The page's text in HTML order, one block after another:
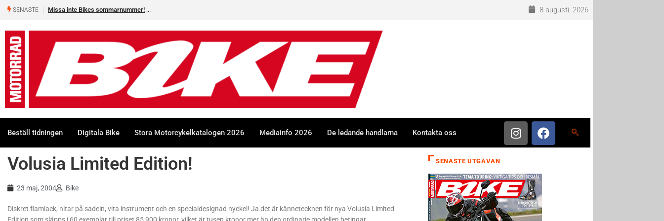
SENASTE Shelby Turner, klar för GGN 8 augusti, 2026
Beställ tidningen Digitala Bike Stora Motorcykelkatalogen 2026 Mediainfo 2026 De ledande handlarna Kontakta oss
Volusia Limited Edition!
23 maj, 2004 Bike
Diskret flamlack, nitar på sadeln, vita instrument och en specialdesignad nyckel! Ja det är kännetecknen för nya Volusia Limited
Edition som släpps i 60 exemplar till priset 85 900 kronor, vilket är tusen kronor mer än den ordinarie modellen betingar.
SENASTE UTGÅVAN